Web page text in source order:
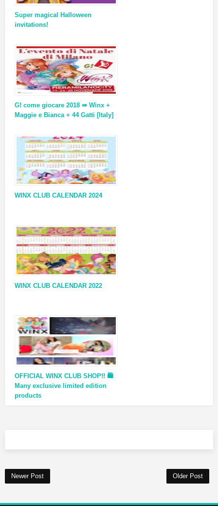
Super magical Halloween
invitations!
G! come giocare 2018 ⇛ Winx +
Maggie e Bianca + 44 Gatti [Italy]
WINX CLUB CALENDAR 2024
WINX CLUB CALENDAR 2022
OFFICIAL WINX CLUB SHOP!! 🛍
Many exclusive limited edition
products
Newer Post Older Post